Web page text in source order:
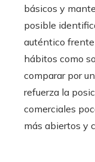
básicos y
posible
auténtico
hábitos como
comparar por
refuerza la
comerciales
más abiertos y